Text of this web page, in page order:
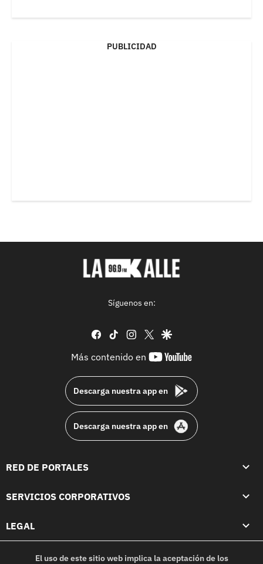
PUBLICIDAD
Síguenos en:
facebook
tiktok instagram
twittergoogle
Más contenido en
youtube-
Descarga nuestra app en
Descarga nuestra app en
RED DE PORTALES
SERVICIOS CORPORATIVOS
LEGAL
El uso de este sitio web implica la aceptación de los